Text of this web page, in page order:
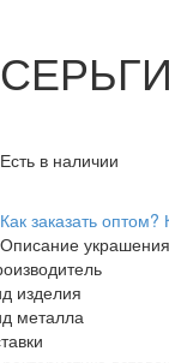
Есть в наличии
Как заказать оптом?
Описание украшения
изделия
металла